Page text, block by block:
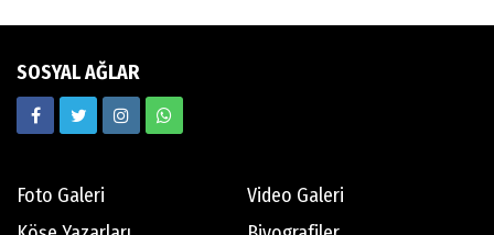
Ekrem Memnun
Hedef odaklı
SOSYAL AĞLAR
Foto Galeri
Video Galeri